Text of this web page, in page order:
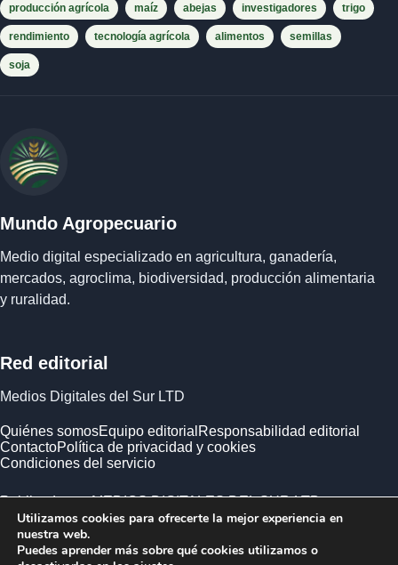
producción agrícola maíz abejas investigadores trigo
rendimiento tecnología agrícola alimentos semillas
soja
Mundo Agropecuario
Medio digital especializado en agricultura, ganadería,
mercados, agroclima, biodiversidad, producción alimentaria
y ruralidad.
Red editorial
Medios Digitales del Sur LTD
Quiénes somosEquipo editorial Responsabilidad editorial
ContactoPolítica de privacidad y cookies
Condiciones del servicio
Publicado por MEDIOS DIGITALES DEL SUR LTD ·
Empresa registrada en Inglaterra y Gales.
Utilizamos cookies para ofrecerte la mejor experiencia en
nuestra web.
Puedes aprender más sobre qué cookies utilizamos o